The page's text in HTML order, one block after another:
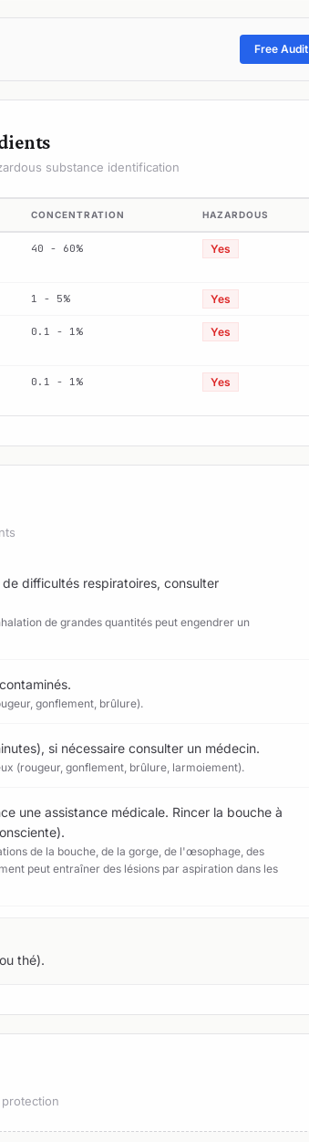
Free Audit
substance identification
CONCENTRATION HAZARDOUS
40 - 60% Yes
1 - 5% Yes
0.1 - 1% Yes
0.1 - 1% Yes
difficultés respiratoires, consulter
de grandes quantités peut engendrer un
gonflement, brûlure).
si nécessaire consulter un médecin.
(rougeur, gonflement, brûlure, larmoiement).
une assistance médicale. Rincer la bouche à
de la bouche, de la gorge, de l'œsophage, des
peut entraîner des lésions par aspiration dans les
thé).